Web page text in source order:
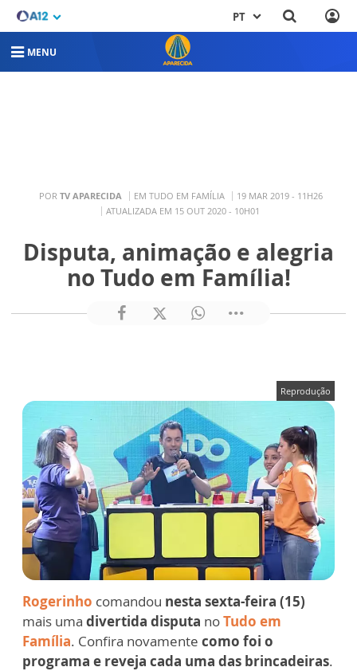
PT
MENU
POR TV APARECIDA EM TUDO EM FAMÍLIA
19 MAR 2019 - 11H26
ATUALIZADA EM 15 OUT 2020 - 10H01
Disputa, animação e alegria
no Tudo em Família!
Reprodução
Rogerinho comandou nesta sexta-feira (15)
mais uma divertida disputa noTudo em
Família. Confira novamente como foi o
programa e reveja cada uma das brincadeiras.